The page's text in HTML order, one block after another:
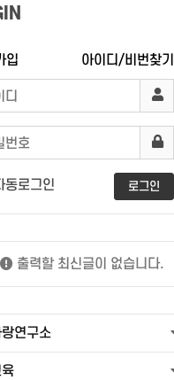
입 아이디/비번찾기
동로그인 로그인
출력할 최신글이 없습니다.
연구소